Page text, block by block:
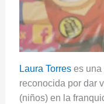
Laura Torreses una
reconocida por dar
(niños) en la